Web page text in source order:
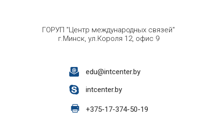
ГОРУП "Центр международных связей"
г.Минск, ул.Короля 12, офис 9
edu@intcenter.by
intcenter.by
+375-17-374-50-19